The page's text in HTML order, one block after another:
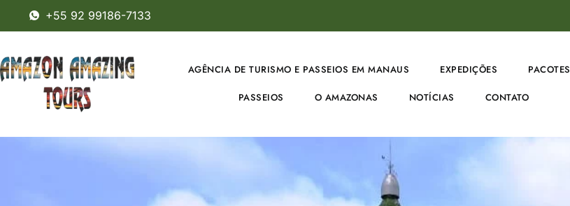
+55 92 99186-7133
AGÊNCIA DE TURISMO E PASSEIOS EM MANAUS EXPEDIÇÕES PACOTES
PASSEIOS O AMAZONAS NOTÍCIAS CONTATO